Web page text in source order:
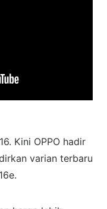
Kini OPPO hadir
varian terbaru